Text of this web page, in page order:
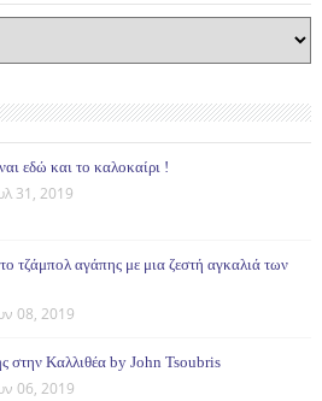
εδώ και το καλοκαίρι !
31, 2019
τζάμπολ αγάπης με μια ζεστή αγκαλιά των
08, 2019
στην Καλλιθέα by John Tsoubris
06, 2019